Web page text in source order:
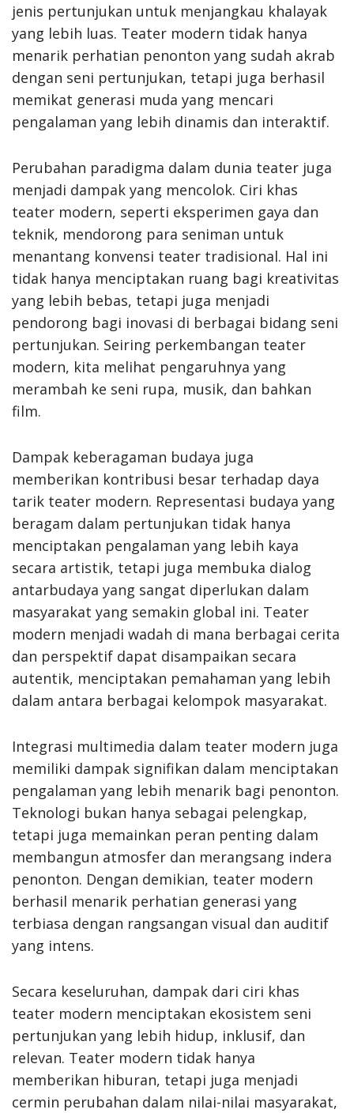
jenis pertunjukan untuk menjangkau khalayak
yang lebih luas. Teater modern tidak hanya
menarik perhatian penonton yang sudah akrab
dengan seni pertunjukan, tetapi juga berhasil
memikat generasi muda yang mencari
pengalaman yang lebih dinamis dan interaktif.
Perubahan paradigma dalam dunia teater juga
menjadi dampak yang mencolok. Ciri khas
teater modern, seperti eksperimen gaya dan
teknik, mendorong para seniman untuk
menantang konvensi teater tradisional. Hal ini
tidak hanya menciptakan ruang bagi kreativitas
yang lebih bebas, tetapi juga menjadi
pendorong bagi inovasi di berbagai bidang seni
pertunjukan. Seiring perkembangan teater
modern, kita melihat pengaruhnya yang
merambah ke seni rupa, musik, dan bahkan
film.
Dampak keberagaman budaya juga
memberikan kontribusi besar terhadap daya
tarik teater modern. Representasi budaya yang
beragam dalam pertunjukan tidak hanya
menciptakan pengalaman yang lebih kaya
secara artistik, tetapi juga membuka dialog
antarbudaya yang sangat diperlukan dalam
masyarakat yang semakin global ini. Teater
modern menjadi wadah di mana berbagai cerita
dan perspektif dapat disampaikan secara
autentik, menciptakan pemahaman yang lebih
dalam antara berbagai kelompok masyarakat.
Integrasi multimedia dalam teater modern juga
memiliki dampak signifikan dalam menciptakan
pengalaman yang lebih menarik bagi penonton.
Teknologi bukan hanya sebagai pelengkap,
tetapi juga memainkan peran penting dalam
membangun atmosfer dan merangsang indera
penonton. Dengan demikian, teater modern
berhasil menarik perhatian generasi yang
terbiasa dengan rangsangan visual dan auditif
yang intens.
Secara keseluruhan, dampak dari ciri khas
teater modern menciptakan ekosistem seni
pertunjukan yang lebih hidup, inklusif, dan
relevan. Teater modern tidak hanya
memberikan hiburan, tetapi juga menjadi
cermin perubahan dalam nilai-nilai masyarakat,